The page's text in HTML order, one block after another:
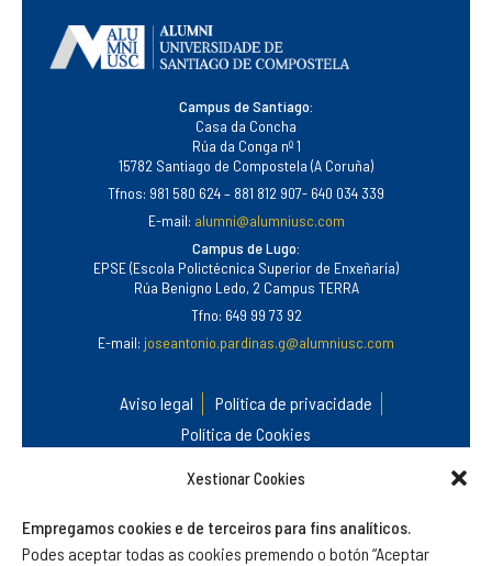
Xestionar Cookies
Empregamos cookies e de terceiros para fins analíticos.
Podes aceptar todas as cookies premendo o botón “Aceptar
Campus de Santiago:
Casa da Concha
Rúa da Conga nº 1
15782 Santiago de Compostela (A Coruña)
Tfnos: 981 580 624 – 881 812 907- 640 034 339
E-mail: alumni@alumniusc.com
Campus de Lugo:
EPSE (Escola Polictécnica Superior de Enxeñaría)
Rúa Benigno Ledo, 2 Campus TERRA
Tfno: 649 99 73 92
E-mail: joseantonio.pardinas.g@alumniusc.com
Aviso legal
Política de privacidade
Política de Cookies